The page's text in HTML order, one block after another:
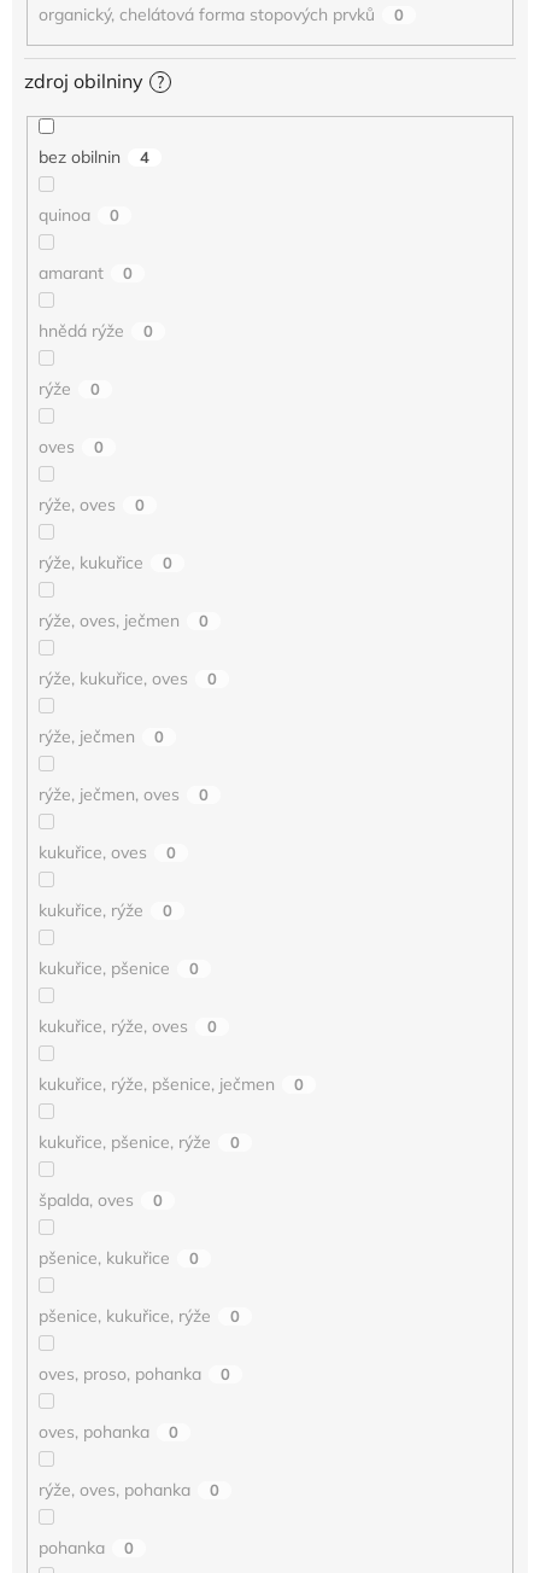
organický, chelátová forma stopových prvků 0
zdroj obilniny ?
bez obilnin 4
quinoa 0
amarant 0
hnědá rýže 0
rýže 0
oves 0
rýže, oves 0
rýže, kukuřice 0
rýže, oves, ječmen 0
rýže, kukuřice, oves 0
rýže, ječmen 0
rýže, ječmen, oves 0
kukuřice, oves 0
kukuřice, rýže 0
kukuřice, pšenice 0
kukuřice, rýže, oves 0
kukuřice, rýže, pšenice, ječmen 0
kukuřice, pšenice, rýže 0
špalda, oves 0
pšenice, kukuřice 0
pšenice, kukuřice, rýže 0
oves, proso, pohanka 0
oves, pohanka 0
rýže, oves, pohanka 0
pohanka 0